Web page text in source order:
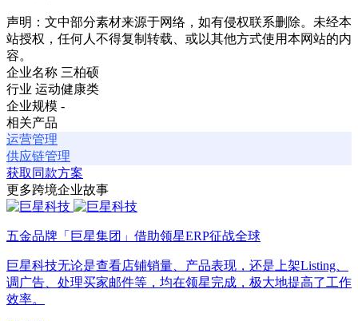
声明：文中部分素材来源于网络，如有侵权联系删除。未经本
站授权，任何人不得复制转载、或以其他方式使用本网站的内
容。
企业名称 三柏硕
行业 运动健康类
企业规模 -
相关产品
运营管理
供应链管理
获取同款方案
更多跨境企业故事
五金品牌「巨星集团」借助领星ERP征战全球
巨星科技无论是查看店铺销量、产品表现，还是上架Listing、
调广告、处理买家邮件等，均在领星完成，极大地提高了工作
效率。